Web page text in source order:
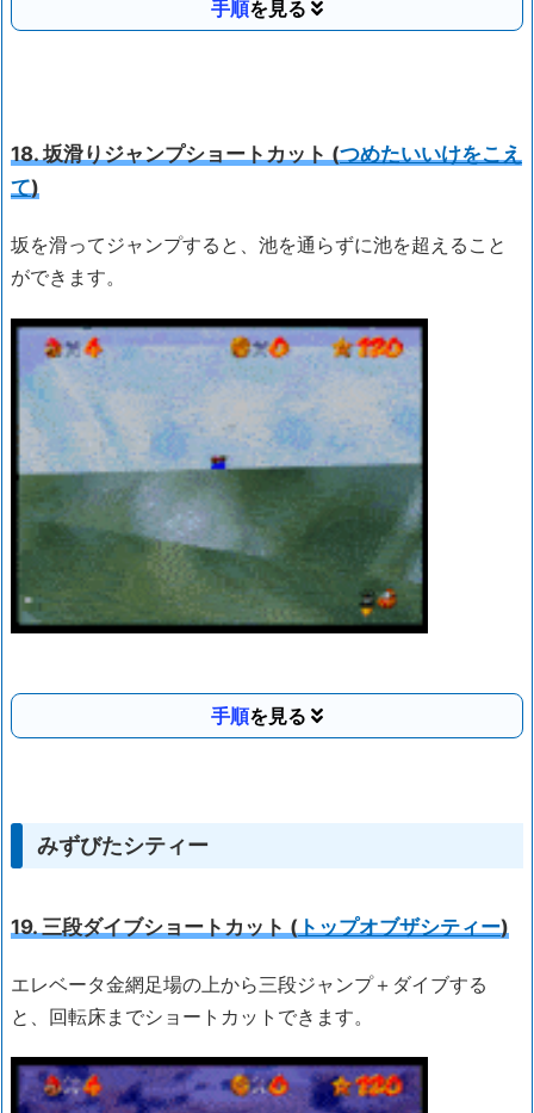
手順
18. 坂滑りジャンプショートカット (つめたいいけをこえ
て)
坂を滑ってジャンプすると、池を通らずに池を超えること
ができます。
手順
みずびたシティー
19. 三段ダイブショートカット ( トップオブザシティー)
エレベータ金網足場の上から三段ジャンプ＋ダイブする
と、回転床までショートカットできます。